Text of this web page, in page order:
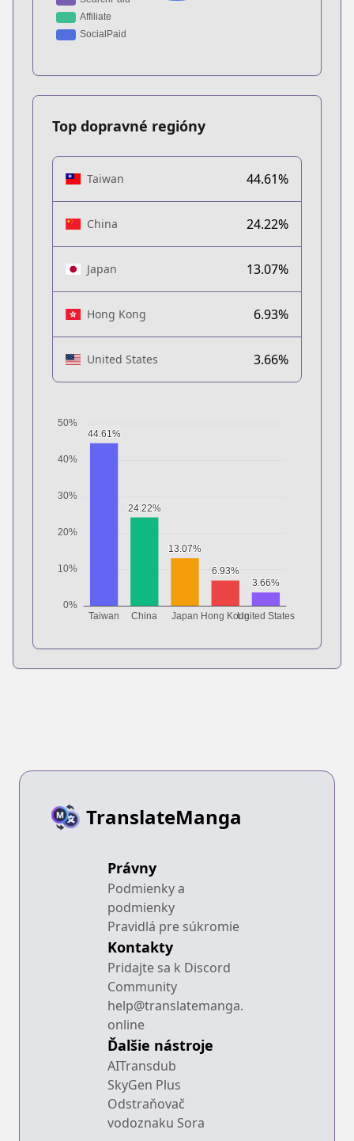
Top dopravné regióny
Taiwan 44.61%
China 24.22%
Japan 13.07%
Hong Kong 6.93%
United States 3.66%
TranslateManga
Právny
Podmienky a
podmienky
Pravidlá pre súkromie
Kontakty
Pridajte sa k Discord
Community
help@translatemanga.
online
Ďalšie nástroje
AITransdub
SkyGen Plus
Odstraňovač
vodoznaku Sora